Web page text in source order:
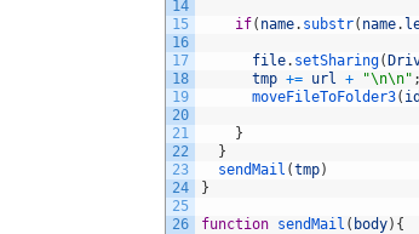
14
15
16
17
18
19
20
21
22
23
24
25
26
if( name. substr( name.
file. setSharing(
tmp += url + "\n\n" ;
moveFileToFolder3( id
}
}
sendMail (tmp)
}
function sendMail ( body) {